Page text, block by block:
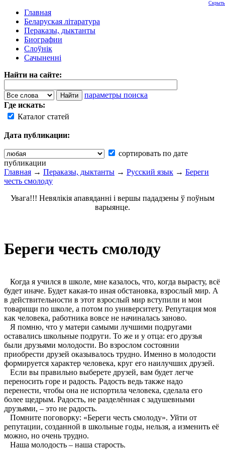
Главная
Беларуская літаратура
Пераказы, дыктанты
Биографии
Слоўнік
Сачыненні
Найти на сайте:
параметры поиска
Где искать:
Каталог статей
Дата публикации:
сортировать по дате
публикации
Скрыть
Главная → Пераказы, дыктанты → Русский язык → Береги
честь смолоду
Увага!!! Невялікія апавяданні і вершы пададзены ў поўным
варыянце.
Береги честь смолоду
Когда я учился в школе, мне казалось, что, когда вырасту, всё
будет иначе. Будет какая-то иная обстановка, взрослый мир. А
в действительности в этот взрослый мир вступили и мои
товарищи по школе, а потом по университету. Репутация моя
как человека, работника вовсе не начиналась заново.
Я помню, что у матери самыми лучшими подругами
оставались школьные подруги. То же и у отца: его друзья
были друзьями молодости. Во взрослом состоянии
приобрести друзей оказывалось трудно. Именно в молодости
формируется характер человека, круг его наилучших друзей.
Если вы правильно выберете друзей, вам будет легче
переносить горе и радость. Радость ведь также надо
перенести, чтобы она не испортила человека, сделала его
более щедрым. Радость, не разделённая с задушевными
друзьями, – это не радость.
Помните поговорку: «Береги честь смолоду». Уйти от
репутации, созданной в школьные годы, нельзя, а изменить её
можно, но очень трудно.
Наша молодость – наша старость.